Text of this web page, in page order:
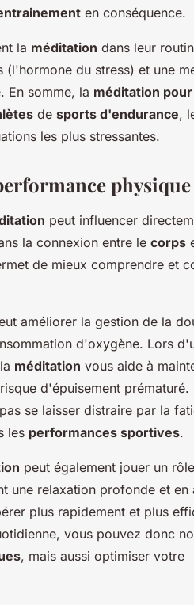
en conséquence.
la méditation dans leur
du stress) et une
En somme, la méditation
de sports d'endurance,
les plus stressantes.
physique
peut influencer
la connexion entre le corps
de mieux comprendre et
améliorer la gestion de la
d'oxygène. Lors
méditation vous aide à
d'épuisement prématuré.
se laisser distraire par la
les performances sportives.
peut également jouer un
une relaxation profonde et en
plus rapidement et plus
vous pouvez donc
, mais aussi optimiser votre